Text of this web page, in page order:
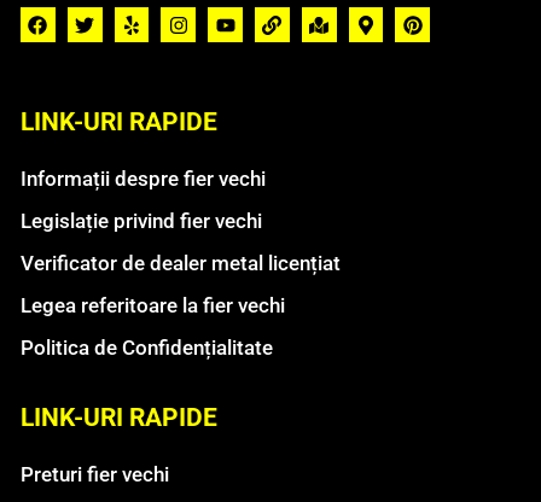
LINK-URI RAPIDE
Informații despre fier vechi
Legislație privind fier vechi
Verificator de dealer metal licențiat
Legea referitoare la fier vechi
Politica de Confidențialitate
LINK-URI RAPIDE
Preturi fier vechi